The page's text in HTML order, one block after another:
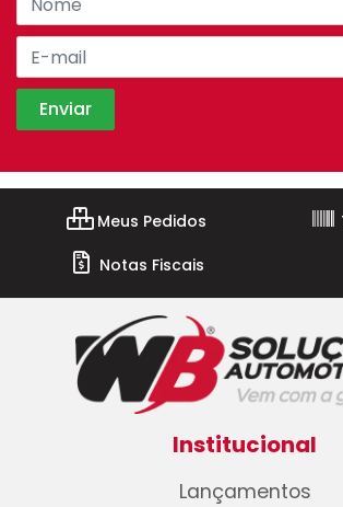
Meus Pedidos
Notas Fiscais
Institucional
Lançamentos